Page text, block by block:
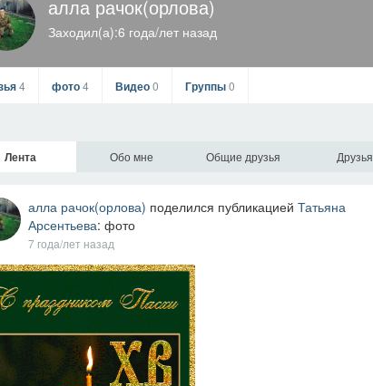
алла рачок(орлова)
Заходил(а):6 года/лет назад
4 фото4 Видео0 Группы0
Лента Обо мне Общие друзья Друзья
алла рачок(орлова) поделился публикациейТатьяна
Арсентьева: фото
7 года/лет назад